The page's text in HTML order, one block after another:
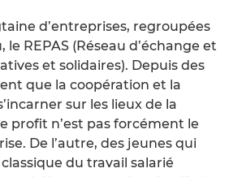
d’entreprises, regroupées
le REPAS (Réseau d’échange et
et solidaires). Depuis des
que la coopération et la
sur les lieux de la
profit n’est pas forcément le
De l’autre, des jeunes qui
du travail salarié